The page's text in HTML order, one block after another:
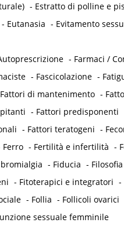
- Estratto di polline e
- Eutanasia - Evitamento
- Farmaci /
- Fascicolazione -
Fattori di mantenimento -
- Fattori predisponenti
- Fattori teratogeni -
Ferro - Fertilità e infertilità -
- Fiducia - Filosofia
- Fitoterapici e integratori -
- Follia - Follicoli ovarici
sessuale femminile